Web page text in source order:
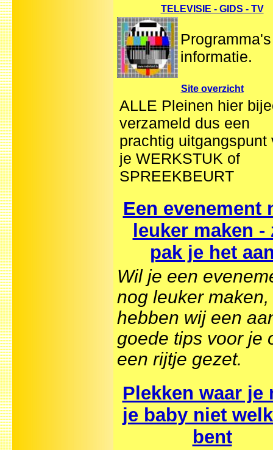
TELEVISIE - GIDS - TV
informatie.
Site overzicht
ALLE Pleinen hier
verzameld dus een
prachtig uitgangspunt
je WERKSTUK of
SPREEKBEURT
Een evenement
leuker maken -
pak je het
Wil je een
nog leuker
hebben wij een
goede tips voor je
een rijtje gezet.
Plekken waar je
je baby niet
bent